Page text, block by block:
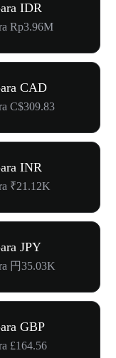
IDR
Rp3.96M
CAD
C$309.83
INR
₹21.12K
JPY
円35.03K
GBP
£164.56